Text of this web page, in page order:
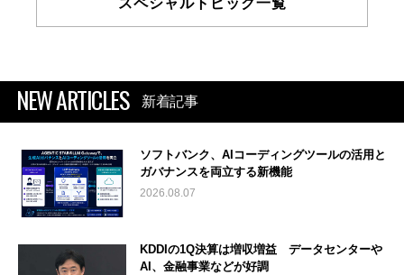
スペシャルトピック一覧
NEW ARTICLES 新着記事
ソフトバンク、AIコーディングツールの活用と
ガバナンスを両立する新機能
2026.08.07
KDDIの1Q決算は増収増益 データセンターや
AI、金融事業などが好調